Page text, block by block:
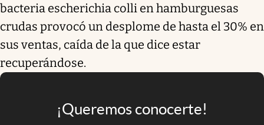
bacteria escherichia colli en hamburguesas
crudas provocó un desplome de hasta el 30% en
sus ventas, caída de la que dice estar
recuperándose.
¡Queremos conocerte!